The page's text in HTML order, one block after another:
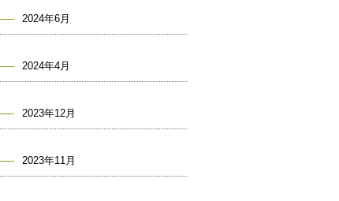
2024年6月
2024年4月
2023年12月
2023年11月